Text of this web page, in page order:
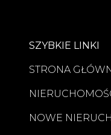
SZYBKIE LINKI
STRONA
NOWE